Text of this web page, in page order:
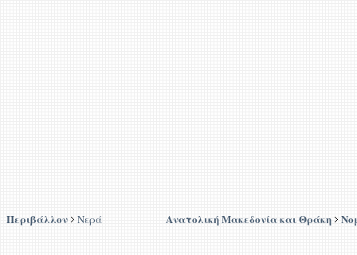
Περιβάλλον Νερά Ανατολική Μακεδονία και Θράκη